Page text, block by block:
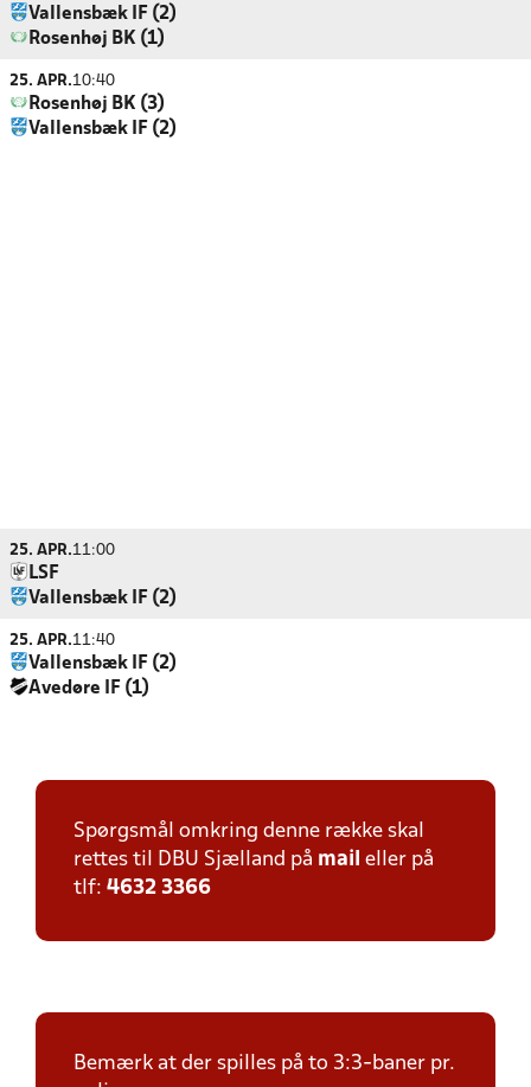
Vallensbæk IF (2)
Rosenhøj BK (1)
25. APR.10:40
Rosenhøj BK (3)
Vallensbæk IF (2)
25. APR.11:00
LSF
Vallensbæk IF (2)
25. APR.11:40
Vallensbæk IF (2)
Avedøre IF (1)
Spørgsmål omkring denne række skal
rettes til DBU Sjælland på mail eller på
tlf: 4632 3366
Bemærk at der spilles på to 3:3-baner pr.